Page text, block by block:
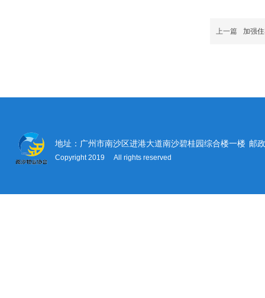
上一篇 加强
地址：广州市南沙区进港大道南沙碧桂园综合楼一楼 邮
Copyright 2019 All rights reserved